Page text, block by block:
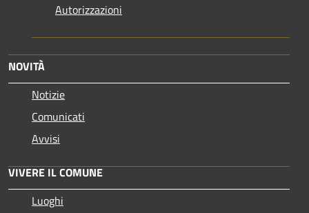
Autorizzazioni
NOVITÀ
Notizie
Comunicati
Avvisi
VIVERE IL COMUNE
Luoghi